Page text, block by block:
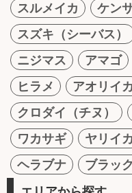
スルメイカ
ケン
スズキ（シーバス）
ニジマス
アマゴ
ヒラメ
アオリイカ
クロダイ（チヌ）
ワカサギ
ヤリイカ
ヘラブナ
ブラッ